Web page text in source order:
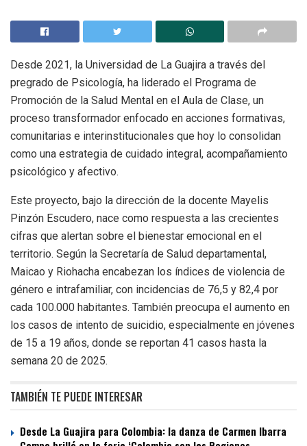
Desde 2021, la Universidad de La Guajira a través del
pregrado de Psicología, ha liderado el Programa de
Promoción de la Salud Mental en el Aula de Clase, un
proceso transformador enfocado en acciones formativas,
comunitarias e interinstitucionales que hoy lo consolidan
como una estrategia de cuidado integral, acompañamiento
psicológico y afectivo.
Este proyecto, bajo la dirección de la docente Mayelis
Pinzón Escudero, nace como respuesta a las crecientes
cifras que alertan sobre el bienestar emocional en el
territorio. Según la Secretaría de Salud departamental,
Maicao y Riohacha encabezan los índices de violencia de
género e intrafamiliar, con incidencias de 76,5 y 82,4 por
cada 100.000 habitantes. También preocupa el aumento en
los casos de intento de suicidio, especialmente en jóvenes
de 15 a 19 años, donde se reportan 41 casos hasta la
semana 20 de 2025.
TAMBIÉN TE PUEDE INTERESAR
Desde La Guajira para Colombia: la danza de Carmen Ibarra